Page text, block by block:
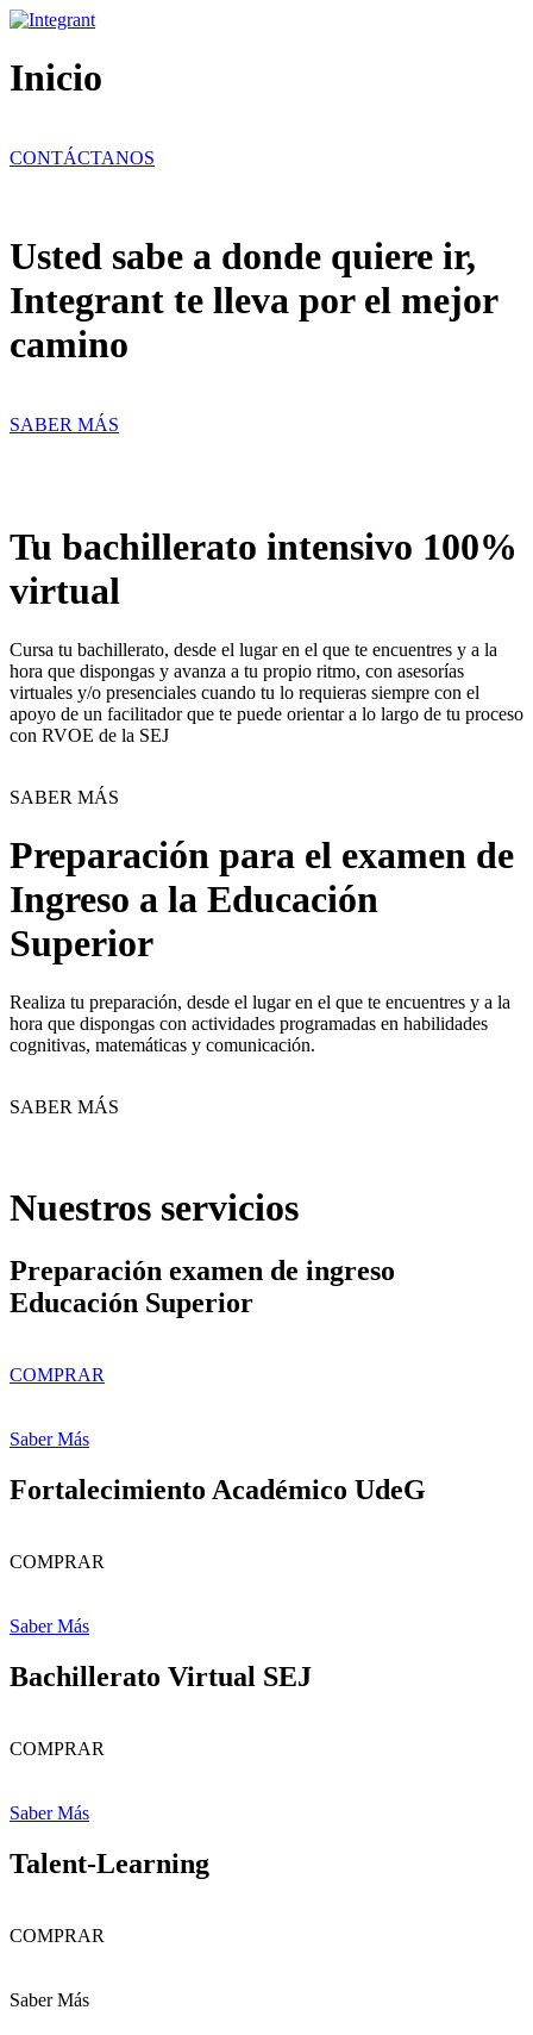
Ir
contenido
Inicio
CONTÁCTANOS
Usted sabe a donde quiere ir,
Integrant te lleva por el mejor
camino
SABER MÁS
Tu bachillerato intensivo 100%
virtual
Cursa tu bachillerato, desde el lugar en el que te encuentres y a la
hora que dispongas y avanza a tu propio ritmo, con asesorías
virtuales y/o presenciales cuando tu lo requieras siempre con el
apoyo de un facilitador que te puede orientar a lo largo de tu proceso
con RVOE de la SEJ
SABER MÁS
Preparación para el examen de
Ingreso a la Educación
Superior
Realiza tu preparación, desde el lugar en el que te encuentres y a la
hora que dispongas con actividades programadas en habilidades
cognitivas, matemáticas y comunicación.
SABER MÁS
Nuestros servicios
Preparación examen de ingreso
Educación Superior
COMPRAR
Saber Más
Fortalecimiento Académico UdeG
COMPRAR
Saber Más
Bachillerato Virtual SEJ
COMPRAR
Saber Más
Talent-Learning
COMPRAR
Saber Más